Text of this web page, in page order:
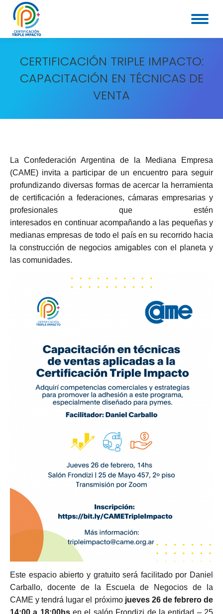
CERTIFICACIÓN TRIPLE IMPACTO:
CAPACITACIÓN EN TÉCNICAS DE
VENTA
La Confederación Argentina de la Mediana Empresa
(CAME) invita a participar de un encuentro para seguir
profundizando diversas formas de acercar la herramienta
de certificación a federaciones, cámaras empresarias y
profesionales que estén
interesados en continuar acompañando a las pequeñas y
medianas empresas de todo el país en su recorrido hacia
la construcción de negocios amigables con el planeta y
las comunidades.
Este espacio abierto y gratuito será facilitado por Daniel
Carballo, docente de la Escuela de Negocios de la
CAME y tendrá lugar el próximo jueves 26 de febrero de
14:00 a 18:00hsen el salón Frondizi de la entidad – 25